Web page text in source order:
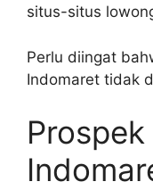
situs-situs
Perlu diingat
Indomaret tidak